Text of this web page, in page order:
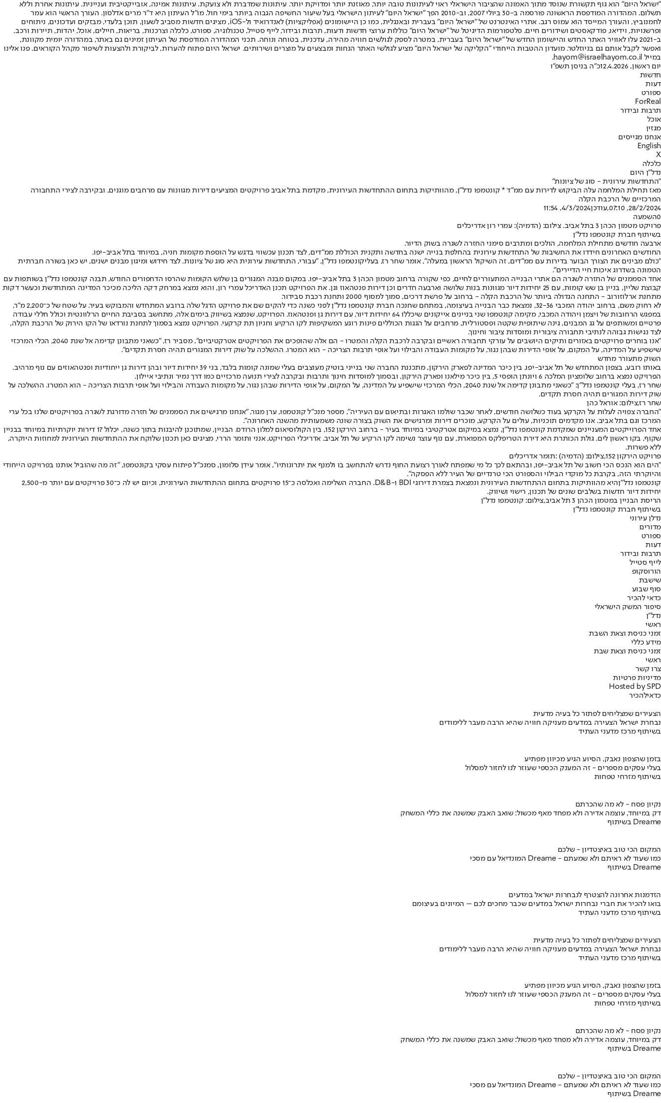
"ישראל היום" הוא גוף תקשורת שנוסד מתוך האמונה שהציבור הישראלי ראוי לעיתונות טובה יותר, מאוזנת יותר ומדויקת יותר. עיתונות שמדברת ולא צועקת. עיתונות אמינה, אובייקטיבית ועניינית. עיתונות אחרת וללא
תשלום. המהדורה המודפסת הראשונה פורסמה ב-30 ביולי 2007, וב-2010 הפך "ישראל היום" לעיתון הישראלי בעל שיעור החשיפה הגבוה ביותר בימי חול. מו"ל העיתון היא ד"ר מרים אדלסון. העורך הראשי הוא עמר
לחמנוביץ, והעורך המייסד הוא עמוס רגב. אתרי האינטרנט של "ישראל היום" בעברית ובאנגלית, כמו כן היישומונים (אפליקציות) לאנדרואיד ול-iOS, מציגים חדשות מסביב לשעון, תוכן בלעדי, מבזקים ועדכונים, ניתוחים
ופרשנויות, וידיאו, פודקאסטים ושידורים חיים. פלטפורמות הדיגיטל של "ישראל היום" כוללות ערוצי חדשות ודעות, תרבות ובידור, לייף סטייל, טכנולוגיה, ספורט, כלכלה וצרכנות, בריאות, חיילים, אוכל, יהדות, תיירות ורכב.
ב-2021 עלו לאוויר האתר החדש והיישומון החדש של "ישראל היום" בעברית, במטרה לספק לגולשים חוויה מהירה, עדכנית, בטוחה ונוחה. תכני המהדורה המודפסת של העיתון זמינים גם באתר, במהדורה יומית מקוונת,
ואפשר לקבל אותם גם בניוזלטר. מועדון ההטבות הייחודי "הקליקה של ישראל היום" מציע לגולשי האתר הנחות ומבצעים על מוצרים ושירותים. ישראל היום פתוח להערות, לביקורת ולהצעות לשיפור מקהל הקוראים. פנו אלינו
במייל hayom@israelhayom.co.il.
יום ראשון, 12.4.2026
כ"ה בניסן תשפ"ו
חדשות
דעות
ספורט
ForReal
תרבות ובידור
אוכל
מגזין
אנחנו מגייסים
English
X
כלכלה
נדל"ן היום
"התחדשות עירונית - סוג של ציונות"
מאז תחילת המלחמה עלה הביקוש לדירות עם ממ"ד * קונטמפו נדל"ן, מהוותיקות בתחום ההתחדשות העירונית, מקדמת בתל אביב פרויקטים המציעים דירות מגוונות עם מרחבים מוגנים, ובקירבה לצירי התחבורה
המרכזיים של הרכבת הקלה
28/2/2024, 07:10
,עודכן4/3/2024, 11:54
0השמעה
פרויקט מטמון הכהן 3 בתל אביב. צילום: (הדמיה): עמרי רון אדריכלים
בשיתוף חברת קונטמפו נדל"ן
ארבעה חודשים מתחילת המלחמה, הולכים ומתרבים סימני החזרה לשגרה בשוק הדיור.
החודשים האחרונים חידדו את החשיבות של התחדשות עירונית בהחלפת בנייה ישנה בחדשה ותקנית הכוללת ממ"דים, לצד תכנון עכשווי בדגש על הוספת מקומות חניה, במיוחד בתל אביב-יפו.
"כולם מבינים את הצורך הבוער בדירות עם ממ"דים, זה השיקול הראשון במעלה", אומר שחר רז, בעליקונטמפו נדל"ן, "עבורי, התחדשות עירונית היא סוג של ציונות. לצד חידוש ומיגון מבנים ישנים, יש כאן בשורה חברתית
הטמונה בשדרוג איכות חיי הדיירים".
אחד הסממנים של החזרה לשגרה הם אתרי הבנייה המתעוררים לחיים, כפי שקורה ברחוב מטמון הכהן 3 בתל אביב-יפו. במקום מבנה המגורים בן שלוש הקומות שהרסו הדחפורים החודש, תבנה קונטמפו נדל"ן בשותפות עם
קבוצת שליין, בניין בן שש קומות, עם 25 יחידות דיור מגוונות בנות שלושה וארבעה חדרים וכן דירות פנטהאוז וגן. את הפרויקט תכנן האדריכל עמרי רון, והוא נמצא במרחק דקה הליכה מכיכר המדינה המתחדשת וכעשר דקות
מתחנת ארלוזורוב - התחנה הגדולה ביותר של הרכבת הקלה - ברחוב על פרשת דרכים, סמוך למסוף 2000 ותחנת רכבת סבידור.
לא רחוק משם, ברחוב יהודה המכבי 32-36, נמצאת כבר הבנייה בעיצומה, במתחם שחנכה חברת קונטמפו נדל"ן לפני כשנה כדי להקים שם את פרויקט הדגל שלה ברובע המתחדש והמבוקש בעיר. על שטח של כ־2,200 מ"ר,
במפגש הרחובות של ויצמן ויהודה המכבי, מקימה קונטמפו שני בניינים אייקונים שיכללו 64 יחידות דיור, עם דירות גן ופנטהאוז. הפרויקט, שנמצא בשיווק בימים אלה, מתחשב בסביבת החיים הרלוונטית וכולל חללי עבודה
פרטיים ומשותפים על גג המבנים, גינה שיתופית שקטה ופסטורלית, מרחבים על הגגות הכוללים פינות רוגע המשקיפות לקו הרקיע וחניון תת קרקעי. הפרויקט נמצא בסמוך לתחנת נורדאו של הקו הירוק של הרכבת הקלה,
לצד נגישות גבוהה לנתיבי תחבורה ציבורית ומוסדות ציבור וחינוך.
"אנו בוחרים פרויקטים באזורים ותיקים היושבים על עורקי תחבורה ראשיים ובקרבה לרכבת הקלה והמטרו - הם אלה שהופכים את הפרויקטים אטרקטיביים", מסביר רז, "כשאני מתבונן קדימה אל שנת 2040, הכלי המרכזי
שישפיע על המדינה, על המקום, על אופי הדירות שבהן נגור, על מקומות העבודה והבילוי ועל אופי תרבות הצריכה - הוא המטרו. ההשלכה על שוק דירות המגורים תהיה חסרת תקדים".
השוק מתעורר מחדש
באותו רובע, בצפון המתחדש של תל אביב-יפו, בין כיכר המדינה לפארק הירקון, מתכננת החברה שני בנייני בוטיק מעוצבים בעלי שמונה קומות בלבד, בני 39 יחידות דיור ובהן דירות גן ייחודיות ופנטהאוזים עם נוף מרהיב.
הפרויקט נמצא ברחוב שלומציון המלכה 6 ויונתן הופסי 5, בין כיכר מילאנו ופארק הירקון, ובסמוך למוסדות חינוך ותרבות ובקרבה לצירי תנועה מרכזיים כמו דרך נמיר ונתיבי איילון.
שחר רז, בעלי קונטמפו נדל"ן: "כשאני מתבונן קדימה אל שנת 2040, הכלי המרכזי שישפיע על המדינה, על המקום, על אופי הדירות שבהן נגור, על מקומות העבודה והבילוי ועל אופי תרבות הצריכה - הוא המטרו. ההשלכה על
שוק דירות המגורים תהיה חסרת תקדים.
שחר רז,צילום: אוראל כהן
"החברה צפויה לעלות על הקרקע בעוד כשלושה חודשים, לאחר שכבר שולמו האגרות ובתיאום עם העיריה", מספר מנכ"ל קונטמפו, ערן מגור, "אנחנו מרגישים את הסממנים של חזרה מדורגת לשגרה בפרויקטים שלנו בכל ערי
המרכז וגם בתל אביב. אנו מקדמים תוכניות, עולים על הקרקע, מוכרים דירות ומרגישים את השוק בצורה שונה משמעותית מהשנה האחרונה".
אחד הפרוייקטים המעניינים שמקדמת קונטמפו נדל"ן, נמצא במיקום אטרקטיבי במיוחד בעיר - ברחוב הירקון 152, בין הקולוסיאום למלון הרודס. הבניין, שמתוכנן להיבנות בתוך כשנה, יכלול 17 דירות יוקרתיות במיוחד בבניין
שקוף, בקו ראשון לים. גולת הכותרת היא דירת הטריפלקס המפוארת, עם נוף עוצר נשימה לקו הרקיע של תל אביב. אדריכלי הפרויקט, אנני ותומר הררי, מציגים כאן תכנון שלוקח את ההתחדשות העירונית למחוזות היוקרה,
ללא פשרות.
פרויקט הירקון 152,צילום: (הדמיה) :תומר אדריכלים
"הים הוא הנכס הכי חשוב של תל אביב-יפו, ובהתאם לכך כל מי שמפתח לאורך רצועת החוף נדרש להתחשב בו ולמנף את יתרונותיו", אומר עידן סלומון, סמנכ"ל פיתוח עסקי בקונטמפו, "זה מה שהוביל אותנו בפרויקט הייחודי
והיוקרתי הזה, בקרבת כל מוקדי הבילוי והספורט הכי טרנדיים של העיר ללא הפסקה".
קונטמפו נדל"ן
היא מהוותיקות בתחום ההתחדשות העירונית ונמצאת בצמרת דירוגי BDI ו-D&B. החברה השלימה ואכלסה כ־15 פרויקטים בתחום ההתחדשות העירונית, וכיום יש לה כ־30 פרויקטים עם יותר מ-2,500
יחידות דיור חדשות בשלבים שונים של תכנון, רישוי ושיווק.
הריסת הבניין במטמון הכהן 3 תל אביב,צילום: קונטמפו נדל"ן
בשיתוף חברת קונטמפו נדל"ן
נדלן עירוני
מדורים
ספורט
דעות
תרבות ובידור
לייף סטייל
הורוסקופ
שישבת
סוף שבוע
כדאי להכיר
סיפור המשק הישראלי
נדל"ן
ראשי
זמני כניסת וצאת השבת
מידע כללי
זמני כניסת וצאת שבת
ראשי
צרו קשר
מדיניות פרטיות
Hosted by SPD
כדאילהכיר
הצעירים שמצליחים לפתור כל בעיה מדעית
נבחרת ישראל הצעירה במדעים מעניקה חוויה שהיא הרבה מעבר ללימודים
בשיתוף מרכז מדעני העתיד
בזמן שהצפון נאבק, הסיוע הגיע מכיוון מפתיע
בעלי עסקים מספרים - זה המענק הכספי שעוזר לנו לחזור למסלול
בשיתוף מזרחי טפחות
נקיון פסח - לא מה שהכרתם
דק במיוחד, עוצמה אדירה ולא מפחד מאף מכשול: שואב האבק שמשנה את כללי המשחק
בשיתוף Dreame
המקום הכי טוב באיצטדיון - שלכם
המונדיאל עם מסכי Dreame - כמו שעוד לא ראיתם ולא שמעתם
בשיתוף Dreame
הזדמנות אחרונה להצטרף לנבחרות ישראל במדעים
בואו להכיר את חברי נבחרות ישראל במדעים שכבר מחכים לכם – המיונים בעיצומם
בשיתוף מרכז מדעני העתיד
הצעירים שמצליחים לפתור כל בעיה מדעית
נבחרת ישראל הצעירה במדעים מעניקה חוויה שהיא הרבה מעבר ללימודים
בשיתוף מרכז מדעני העתיד
בזמן שהצפון נאבק, הסיוע הגיע מכיוון מפתיע
בעלי עסקים מספרים - זה המענק הכספי שעוזר לנו לחזור למסלול
בשיתוף מזרחי טפחות
נקיון פסח - לא מה שהכרתם
דק במיוחד, עוצמה אדירה ולא מפחד מאף מכשול: שואב האבק שמשנה את כללי המשחק
בשיתוף Dreame
המקום הכי טוב באיצטדיון - שלכם
המונדיאל עם מסכי Dreame - כמו שעוד לא ראיתם ולא שמעתם
בשיתוף Dreame